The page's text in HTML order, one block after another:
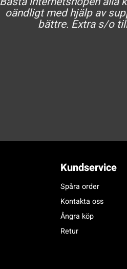
oändligt med hjälp av
bättre. Extra s/o
Kundservice
Spåra order
Kontakta oss
Ångra köp
Retur